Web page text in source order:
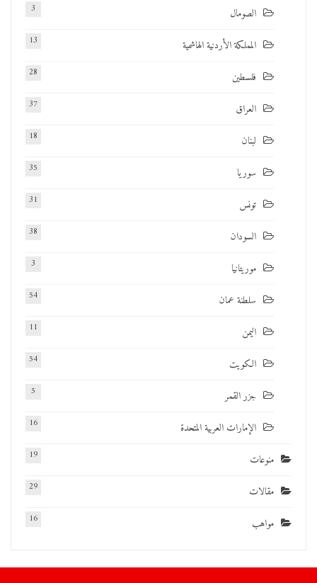
الصومال 3
المملكة الأردنية الهاشمية 13
فلسطين 28
العراق 37
لبنان 18
سوريا 35
تونس 31
السودان 38
موريتانيا 3
سلطنة عمان 54
اليمن 11
الكويت 54
جزر القمر 5
الإمارات العربية المتحدة 16
منوعات 19
مقالات 29
مواهب 16